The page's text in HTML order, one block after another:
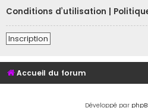
Conditions d’utilisation
Inscription
Accueil du forum
Développé par